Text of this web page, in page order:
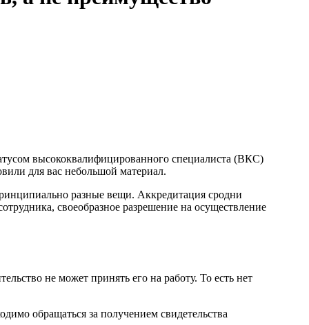
высококвалифицированного специалиста (ВКС)
для вас небольшой материал.
разные вещи. Аккредитация сродни
своеобразное разрешение на осуществление
не может принять его на работу. То есть нет
обращаться за получением свидетельства